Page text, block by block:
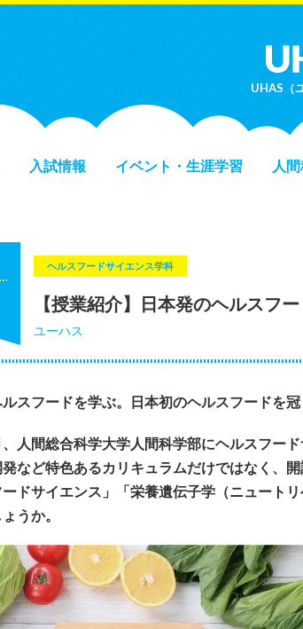
UHAS（
入試情報 イベント・生涯学習 人
ヘルスフードサイエンス学科
【授業紹介】日本発のヘルスフ
ユーハス
スフードを学ぶ。日本初のヘルスフードを
人間総合科学大学人間科学部にヘルスフー
など特色あるカリキュラムだけではなく、
ードサイエンス」「栄養遺伝子学（ニュート
うか。